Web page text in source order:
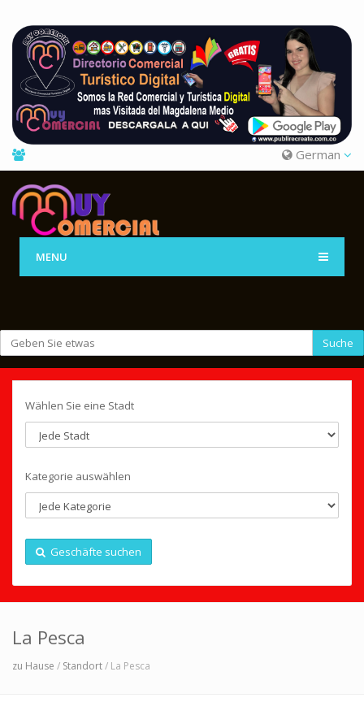
German
MENU
Suche
Wählen Sie eine Stadt
Kategorie auswählen
Geschäfte suchen
La Pesca
zu Hause / Standort/ La Pesca